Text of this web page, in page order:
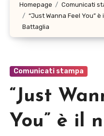
Homepage
Comunicati
“Just Wanna Feel You”
Battaglia
Comunicati stampa
“Just
You” è il